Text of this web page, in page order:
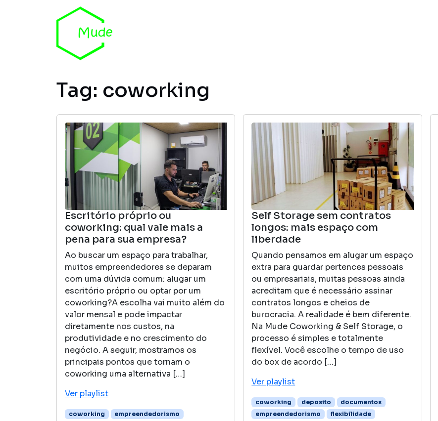
Tag: coworking
Escritório próprio ou
coworking: qual vale mais a
pena para sua empresa?
Ao buscar um espaço para trabalhar,
muitos empreendedores se deparam
com uma dúvida comum: alugar um
escritório próprio ou optar por um
coworking?A escolha vai muito além do
valor mensal e pode impactar
diretamente nos custos, na
produtividade e no crescimento do
negócio. A seguir, mostramos os
principais pontos que tornam o
coworking uma alternativa […]
Ver playlist
coworking
empreendedorismo
Self Storage sem contratos
longos: mais espaço com
liberdade
Quando pensamos em alugar um espaço
extra para guardar pertences pessoais
ou empresariais, muitas pessoas ainda
acreditam que é necessário assinar
contratos longos e cheios de
burocracia. A realidade é bem diferente.
Na Mude Coworking & Self Storage, o
processo é simples e totalmente
flexível. Você escolhe o tempo de uso
do box de acordo […]
Ver playlist
coworking deposito
documentos
empreendedorismo
flexibilidade